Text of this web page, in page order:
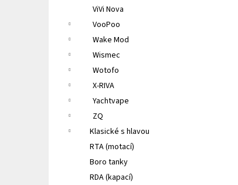
ViVi Nova
VooPoo
Wake Mod
Wismec
Wotofo
X-RIVA
Yachtvape
ZQ
Klasické s hlavou
RTA (motací)
Boro tanky
RDA (kapací)